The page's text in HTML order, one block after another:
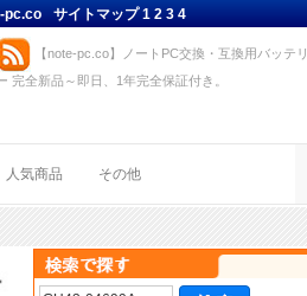
pc.co サイトマップ1234
【note-pc.co】ノートPC交換・互換用バッテリ
完全新品～即日、1年完全保証付き。
人気商品 その他